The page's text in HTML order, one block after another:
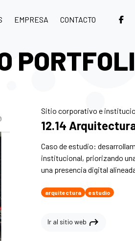
EMPRESA CONTACTO
Sitio corporativo e
12.14
Caso de estudio:
institucional, priorizando
una presencia digital
arquitectura estudio
Ir al sitio web shortcut